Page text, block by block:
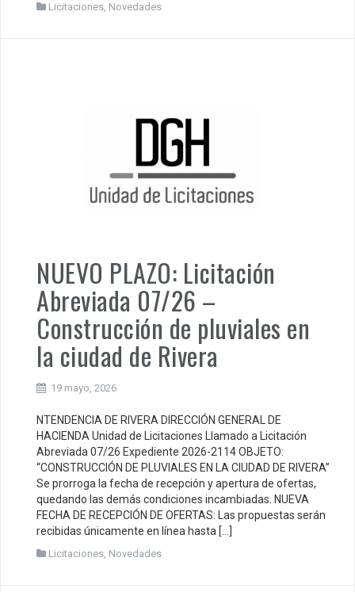
Licitaciones Novedades
NUEVO PLAZO: Licitación
Abreviada 07/26 –
Construcción de pluviales en
la ciudad de Rivera
19 mayo, 2026
NTENDENCIA DE RIVERA DIRECCIÓN GENERAL DE
HACIENDA Unidad de Licitaciones Llamado a Licitación
Abreviada 07/26 Expediente 2026-2114 OBJETO:
“CONSTRUCCIÓN DE PLUVIALES EN LA CIUDAD DE RIVERA”
Se prorroga la fecha de recepción y apertura de ofertas,
quedando las demás condiciones incambiadas. NUEVA
FECHA DE RECEPCIÓN DE OFERTAS: Las propuestas serán
recibidas únicamente en línea hasta […]
Licitaciones, Novedades